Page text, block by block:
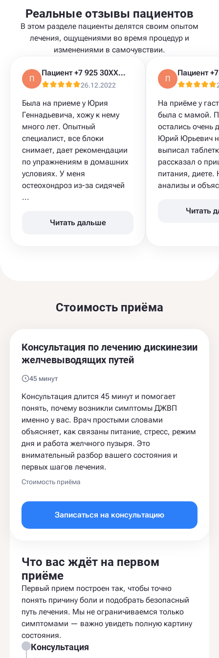
Реальные отзывы пациентов
В этом разделе пациенты делятся своим опытом
лечения, ощущениями во время процедур и
изменениями в самочувствии.
П
Пациент +7 925 30XXXXX
26.12.2022
Была на приеме у Юрия
Геннадьевича, хожу к нему
много лет. Опытный
специалист, все блоки
снимает, дает рекомендации
по упражнениям в домашних
условиях. У меня
остеохондроз​ из-за сидячей
...
Читать дальше
П
На приёме у
была с мамой.
остались очень
Юрий Юрьевич
выписал
рассказал о
питания, диете.
анализы​ и
Читать
Стоимость приёма
Консультация по лечению дискинезии
желчевыводящих путей
45 минут
Консультация длится 45 минут и помогает
понять, почему возникли симптомы ДЖВП
именно у вас. Врач простыми словами
объясняет, как связаны питание, стресс, режим
дня и работа желчного пузыря. Это
внимательный разбор вашего состояния и
первых шагов лечения.
Стоимость приёма
Записаться на консультацию
Что вас ждёт на первом
приёме
Первый прием построен так, чтобы точно
понять причину боли и подобрать безопасный
путь лечения. Мы не ограничиваемся только
симптомами — важно увидеть полную картину
состояния.
Консультация